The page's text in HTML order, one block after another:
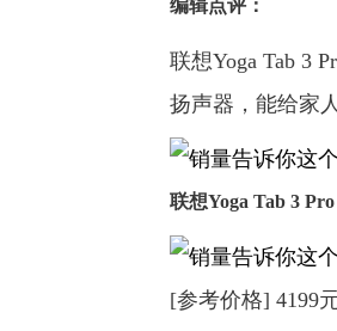
编辑点评：
联想Yoga Tab 3
扬声器，能给家
联想Yoga Tab 3 Pro
[参考价格] 4199